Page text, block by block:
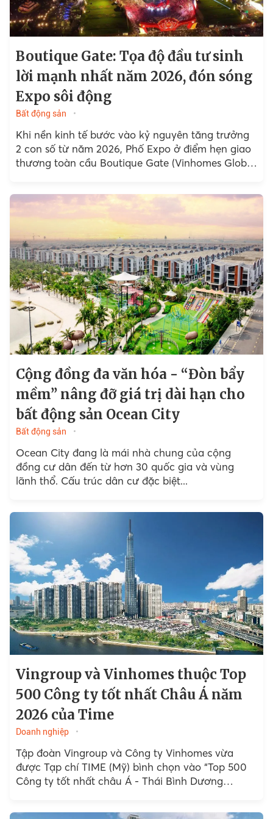
Boutique Gate: Tọa độ đầu tư sinh
lời mạnh nhất năm 2026, đón sóng
Expo sôi động
Bất động sản
Khi nền kinh tế bước vào kỷ nguyên tăng trưởng
2 con số từ năm 2026, Phố Expo ở điểm hẹn giao
thương toàn cầu Boutique Gate (Vinhomes Global
Cộng đồng đa văn hóa - “Đòn bẩy
mềm” nâng đỡ giá trị dài hạn cho
bất động sản Ocean City
Bất động sản
Ocean City đang là mái nhà chung của cộng
đồng cư dân đến từ hơn 30 quốc gia và vùng
lãnh thổ. Cấu trúc dân cư đặc biệt...
Vingroup và Vinhomes thuộc Top
500 Công ty tốt nhất Châu Á năm
2026 của Time
Doanh nghiệp
Tập đoàn Vingroup và Công ty Vinhomes vừa
được Tạp chí TIME (Mỹ) bình chọn vào “Top 500
Công ty tốt nhất châu Á - Thái Bình Dương